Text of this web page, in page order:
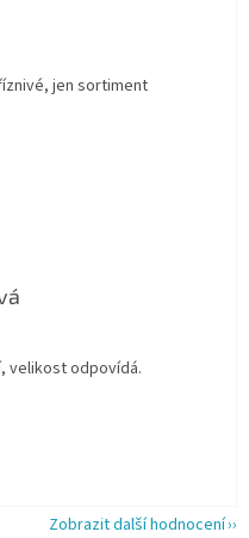
z 5 hvězdiček.
jen sortiment
z 5 hvězdiček.
z 5 hvězdiček.
velikost odpovídá.
z 5 hvězdiček.
Zobrazit další hodnocení